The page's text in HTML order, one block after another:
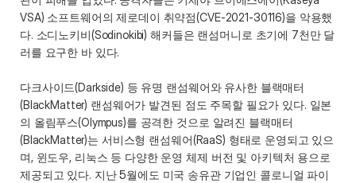
VSA) 소프트웨어의 제로데이 취약점(CVE-2021-30116)을 악용했
다. 소디노키비(Sodinokibi) 해커들은 랜섬머니로 초기에 7천만 달
러를 요구한 바 있다.
다크사이드(Darkside) 등 유명 랜섬웨어와 유사한 블랙매터
(BlackMatter) 랜섬웨어가 발견된 점도 주목할 필요가 있다. 일본
의 올림푸스(Olympus)를 공격한 것으로 알려진 블랙매터
(BlackMatter)는 서비스형 랜섬웨어(RaaS) 형태로 운영되고 있으
며, 윈도우, 리눅스 등 다양한 운영 체제 버전 및 아키텍처 용으로
제공되고 있다. 지난 5월에도 미국 송유관 기업인 콜로니얼 파이